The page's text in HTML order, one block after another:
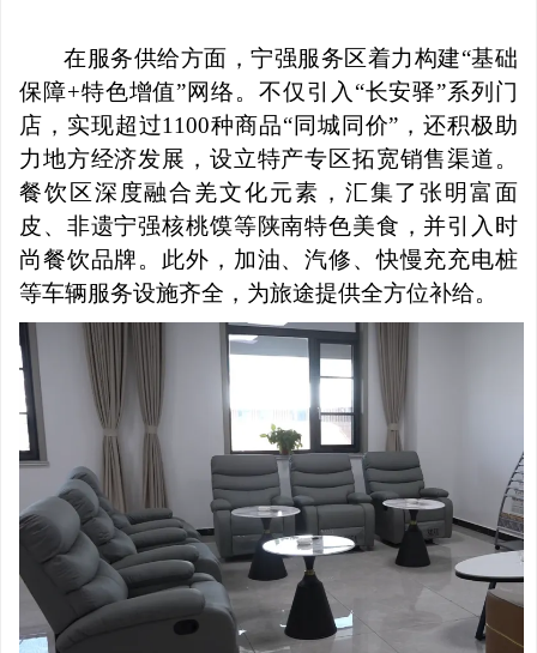
在服务供给方面，宁强服务区着力构建“基础
保障+特色增值”网络。不仅引入“长安驿”系列门
店，实现超过1100种商品“同城同价”，还积极助
力地方经济发展，设立特产专区拓宽销售渠道。
餐饮区深度融合羌文化元素，汇集了张明富面
皮、非遗宁强核桃馍等陕南特色美食，并引入时
尚餐饮品牌。此外，加油、汽修、快慢充充电桩
等车辆服务设施齐全，为旅途提供全方位补给。